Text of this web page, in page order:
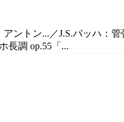
トン...／J.S.バッハ：
長調 op.55「...